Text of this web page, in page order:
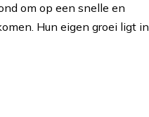
om op een snelle en
Hun eigen groei ligt in